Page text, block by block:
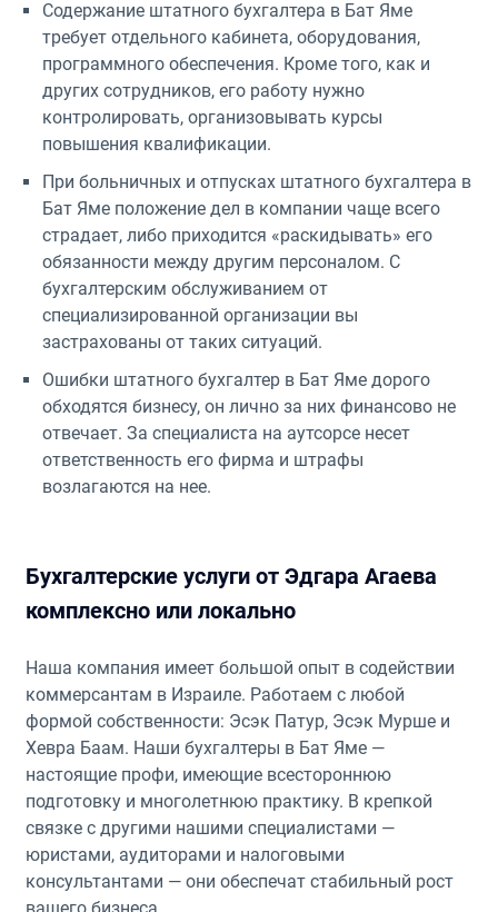
Содержание штатного бухгалтера в Бат Яме
требует отдельного кабинета, оборудования,
программного обеспечения. Кроме того, как и
других сотрудников, его работу нужно
контролировать, организовывать курсы
повышения квалификации.
При больничных и отпусках штатного бухгалтера в
Бат Яме положение дел в компании чаще всего
страдает, либо приходится «раскидывать» его
обязанности между другим персоналом. С
бухгалтерским обслуживанием от
специализированной организации вы
застрахованы от таких ситуаций.
Ошибки штатного бухгалтер в Бат Яме дорого
обходятся бизнесу, он лично за них финансово не
отвечает. За специалиста на аутсорсе несет
ответственность его фирма и штрафы
возлагаются на нее.
Бухгалтерские услуги от Эдгара Агаева
комплексно или локально
Наша компания имеет большой опыт в содействии
коммерсантам в Израиле. Работаем с любой
формой собственности: Эсэк Патур, Эсэк Мурше и
Хевра Баам. Наши бухгалтеры в Бат Яме —
настоящие профи, имеющие всестороннюю
подготовку и многолетнюю практику. В крепкой
связке с другими нашими специалистами —
юристами, аудиторами и налоговыми
консультантами — они обеспечат стабильный рост
вашего бизнеса.